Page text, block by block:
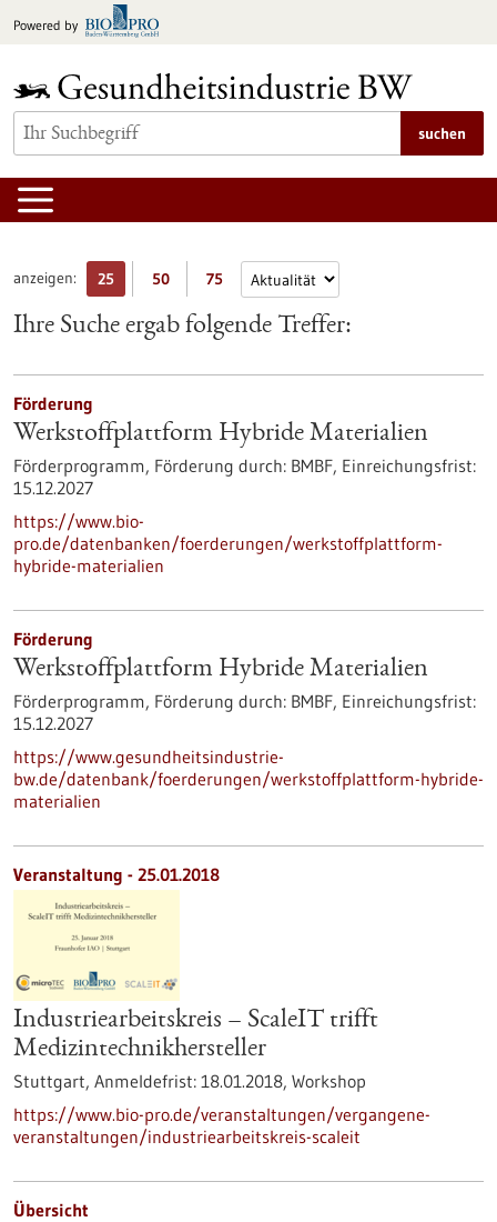
Inhalt
Powered by
suchen
anzeigen: 25 50 75
Ihre Suche ergab folgende Treffer:
Förderung
Werkstoffplattform Hybride Materialien
Förderprogramm, Förderung durch: BMBF, Einreichungsfrist:
15.12.2027
https://www.bio-
pro.de/datenbanken/foerderungen/werkstoffplattform-
hybride-materialien
Förderung
Werkstoffplattform Hybride Materialien
Förderprogramm, Förderung durch: BMBF, Einreichungsfrist:
15.12.2027
https://www.gesundheitsindustrie-
bw.de/datenbank/foerderungen/werkstoffplattform-hybride-
materialien
Veranstaltung - 25.01.2018
Industriearbeitskreis – ScaleIT trifft
Medizintechnikhersteller
Stuttgart, Anmeldefrist: 18.01.2018, Workshop
https://www.bio-pro.de/veranstaltungen/vergangene-
veranstaltungen/industriearbeitskreis-scaleit
Übersicht